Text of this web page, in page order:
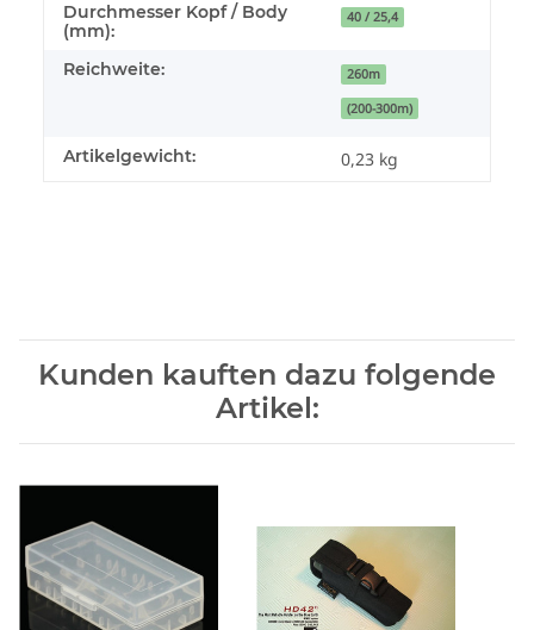
Durchmesser Kopf / Body
(mm):
40 / 25,4
Reichweite: 260m
(200-300m)
Artikelgewicht: 0,23 kg
Kunden kauften dazu folgende
Artikel: